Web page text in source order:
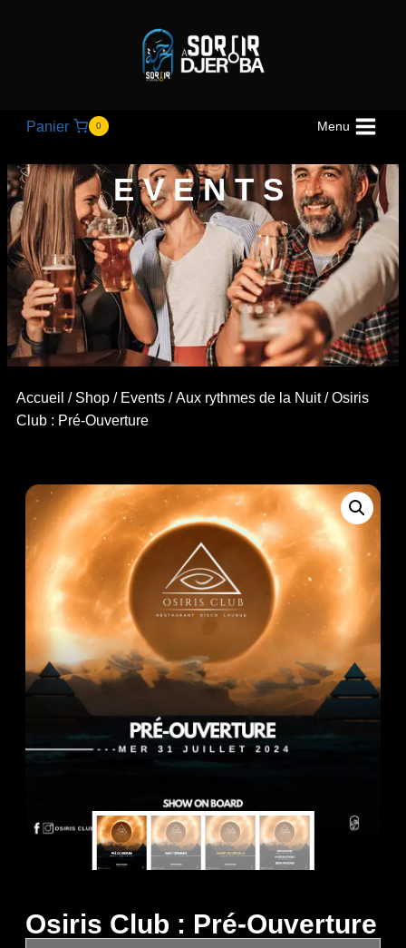
Panier 0 Menu
EVENTS
Accueil / Shop / Events /Aux rythmes de la Nuit/ Osiris
Club : Pré-Ouverture
Osiris Club : Pré-Ouverture